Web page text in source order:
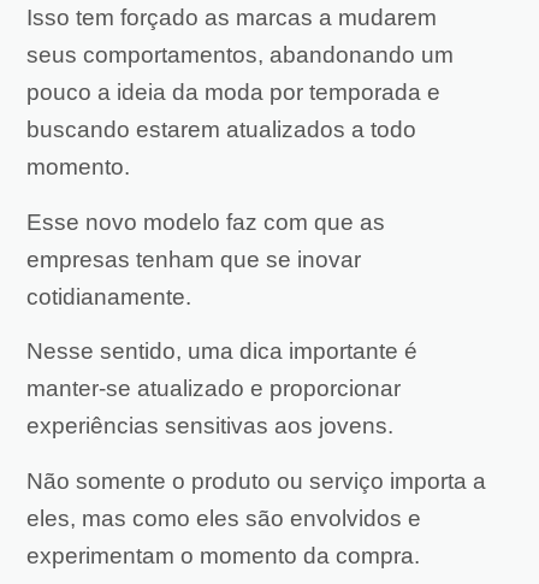
Isso tem forçado as marcas a mudarem
seus comportamentos, abandonando um
pouco a ideia da moda por temporada e
buscando estarem atualizados a todo
momento.
Esse novo modelo faz com que as
empresas tenham que se inovar
cotidianamente.
Nesse sentido, uma dica importante é
manter-se atualizado e proporcionar
experiências sensitivas aos jovens.
Não somente o produto ou serviço importa a
eles, mas como eles são envolvidos e
experimentam o momento da compra.